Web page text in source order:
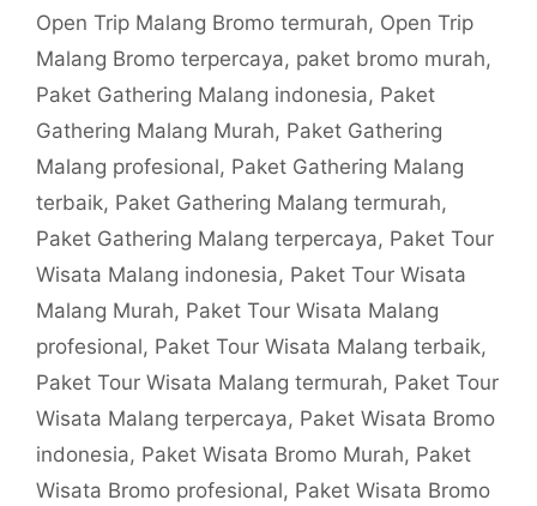
Open Trip Malang Bromo termurah, Open Trip
Malang Bromo terpercaya, paket bromo murah,
Paket Gathering Malang indonesia, Paket
Gathering Malang Murah, Paket Gathering
Malang profesional, Paket Gathering Malang
terbaik, Paket Gathering Malang termurah,
Paket Gathering Malang terpercaya, Paket Tour
Wisata Malang indonesia, Paket Tour Wisata
Malang Murah, Paket Tour Wisata Malang
profesional, Paket Tour Wisata Malang terbaik,
Paket Tour Wisata Malang termurah, Paket Tour
Wisata Malang terpercaya, Paket Wisata Bromo
indonesia, Paket Wisata Bromo Murah, Paket
Wisata Bromo profesional, Paket Wisata Bromo